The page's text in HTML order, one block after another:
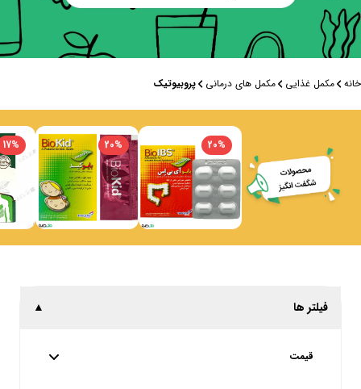
خانه مکمل غذایی مکمل های درمانی پروبیوتیک
20%
20%
17%
فیلتر ها ▲
قیمت